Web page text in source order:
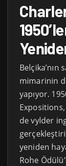
mimarinin
yapıyor.
de vylder
yeniden
Rohe